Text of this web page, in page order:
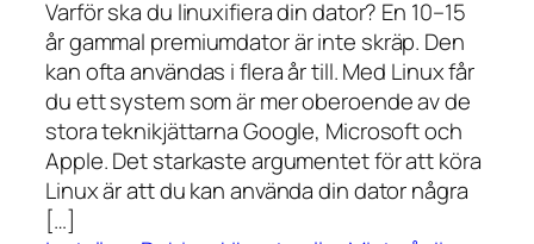
Varför ska du linuxifiera din dator? En 10–15
år gammal premiumdator är inte skräp. Den
kan ofta användas i flera år till. Med Linux får
du ett system som är mer oberoende av de
stora teknikjättarna Google, Microsoft och
Apple. Det starkaste argumentet för att köra
Linux är att du kan använda din dator några
[…]